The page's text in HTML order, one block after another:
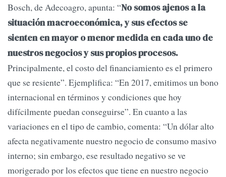
Bosch, de Adecoagro, apunta: “No somos ajenos a la
situación macroeconómica, y sus efectos se
sienten en mayor o menor medida en cada uno de
nuestros negocios y sus propios procesos.
Principalmente, el costo del financiamiento es el primero
que se resiente”. Ejemplifica: “En 2017, emitimos un bono
internacional en términos y condiciones que hoy
difícilmente puedan conseguirse”. En cuanto a las
variaciones en el tipo de cambio, comenta: “Un dólar alto
afecta negativamente nuestro negocio de consumo masivo
interno; sin embargo, ese resultado negativo se ve
morigerado por los efectos que tiene en nuestro negocio